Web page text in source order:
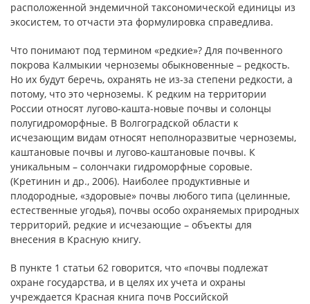
расположенной эндемичной таксономической единицы из
экосистем, то отчасти эта формулировка справедлива.
Что понимают под термином «редкие»? Для почвенного
покрова Калмыкии черноземы обыкновенные – редкость.
Но их будут беречь, охранять не из-за степени редкости, а
потому, что это черноземы. К редким на территории
России относят лугово-кашта-новые почвы и солонцы
полугидроморфные. В Волгоградской области к
исчезающим видам относят неполноразвитые черноземы,
каштановые почвы и лугово-каштановые почвы. К
уникальным – солончаки гидроморфные соровые.
(Кретинин и др., 2006). Наиболее продуктивные и
плодородные, «здоровые» почвы любого типа (целинные,
естественные угодья), почвы особо охраняемых природных
территорий, редкие и исчезающие – объекты для
внесения в Красную книгу.
В пункте 1 статьи 62 говорится, что «почвы подлежат
охране государства, и в целях их учета и охраны
учреждается Красная книга почв Российской